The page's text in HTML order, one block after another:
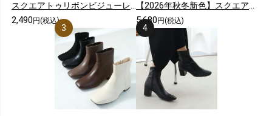
スクエアトゥリボンビジューレースショートブーツ
2,490 円(税込)
【2026年秋冬新色】スクエアトゥ厚底ストレッチロングブーツ
5,680 円(税込)